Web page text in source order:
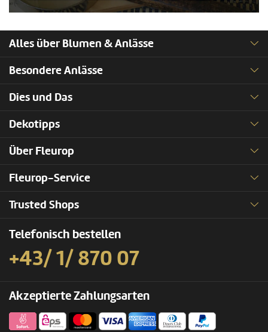
Alles über Blumen & Anlässe
Besondere Anlässe
Dies und Das
Dekotipps
Über Fleurop
Fleurop-Service
Trusted Shops
Telefonisch bestellen
+43/ 1/ 870 07
Akzeptierte Zahlungsarten